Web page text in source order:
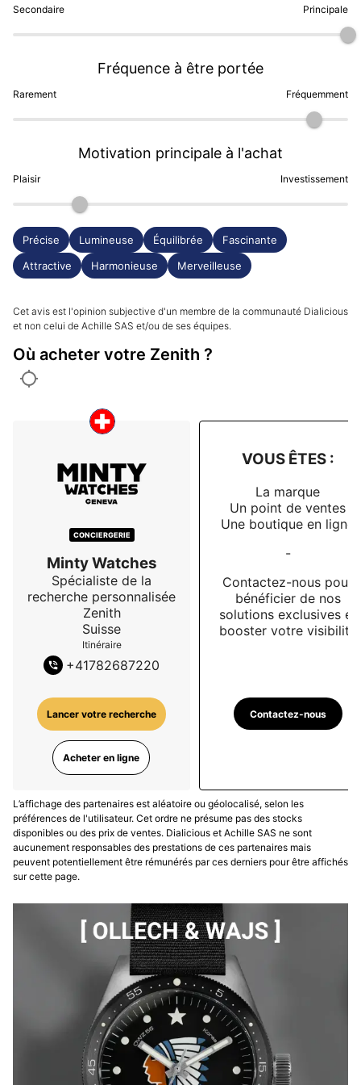
manoeuvre ou de travaux donc un peu d'attention
m'épargne aujourd'hui ces problèmes. Les puristes de
modèle en raison de ses ressemblances non
dissimulées avec une Daytona avec une virulence au
finale très modérée. Zenith est en effet très légitime
ayant équipé les Dayto pendant un temps avec son
priméro et puis personne n'a l'exclusivité du tricompax
:). Bref, j'adore cette montre dont je trouve l'équilibre
Secondaire Principale
Rarement
Fréquence à être portée
Fréquemment
Plaisir
Motivation principale à l'achat
Investissement
Précise Lumineuse Équilibrée
Fascinante
Attractive
Harmonieuse Merveilleuse
Cet avis est l'opinion subjective d'un membre de la communauté Dialicious
et non celui de Achille SAS et/ou de ses équipes.
Où acheter votre Zenith ?
CONCIERGERIE
Minty Watches
Spécialiste de la
recherche personnalisée
Zenith
Suisse
Itinéraire
+41782687220
Lancer votre recherche
Acheter en ligne
VOUS ÊTES :
La marque
Un point de ventes
Une boutique en ligne
-
Contactez-nous pour
bénéficier de nos
solutions exclusives et
booster votre visibilité
Contactez-nous
L’affichage des partenaires est aléatoire ou géolocalisé, selon les
préférences de l'utilisateur. Cet ordre ne présume pas des stocks
disponibles ou des prix de ventes. Dialicious et Achille SAS ne sont
aucunement responsables des prestations de ces partenaires mais
peuvent potentiellement être rémunérés par ces derniers pour être affichés
sur cette page.